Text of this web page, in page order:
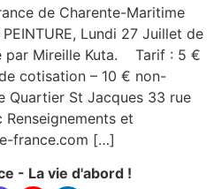
de Charente-Maritime
Lundi 27 Juillet de
par Mireille Kuta. Tarif : 5 €
cotisation – 10 € non-
St Jacques 33 rue
Renseignements et
france.com […]
- La vie d'abord !